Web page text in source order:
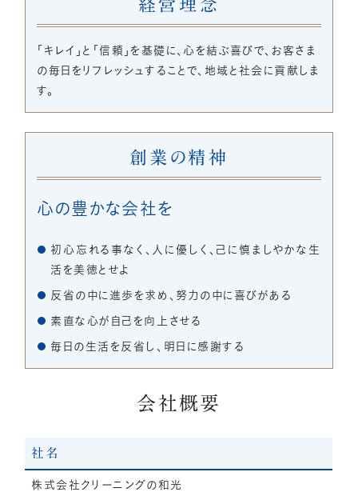
経営理念
「キレイ」と「信頼」を基礎に、心を結ぶ喜びで、お客さま
の毎日をリフレッシュすることで、地域と社会に貢献しま
す。
創業の精神
心の豊かな会社を
初心忘れる事なく、人に優しく、己に慎ましやかな生
活を美徳とせよ
反省の中に進歩を求め、努力の中に喜びがある
素直な心が自己を向上させる
毎日の生活を反省し、明日に感謝する
会社概要
社名
株式会社クリーニングの和光